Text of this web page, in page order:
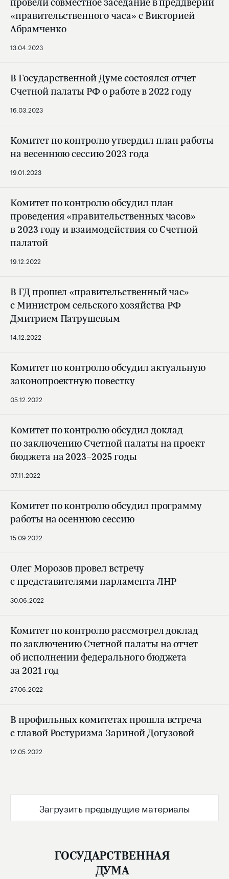
13.04.2023
«правительственного часа» с Викторией
Абрамченко
16.03.2023
В Государственной Думе состоялся отчет
Счетной палаты РФ о работе в 2022 году
19.01.2023
Комитет по контролю утвердил план работы
на весеннюю сессию 2023 года
19.12.2022
Комитет по контролю обсудил план
проведения «правительственных часов»
в 2023 году и взаимодействия со Счетной
палатой
14.12.2022
В ГД прошел «правительственный час»
с Министром сельского хозяйства РФ
Дмитрием Патрушевым
05.12.2022
Комитет по контролю обсудил актуальную
законопроектную повестку
07.11.2022
Комитет по контролю обсудил доклад
по заключению Счетной палаты на проект
бюджета на 2023–2025 годы
15.09.2022
Комитет по контролю обсудил программу
работы на осеннюю сессию
30.06.2022
Олег Морозов провел встречу
с представителями парламента ЛНР
27.06.2022
Комитет по контролю рассмотрел доклад
по заключению Счетной палаты на отчет
об исполнении федерального бюджета
за 2021 год
12.05.2022
В профильных комитетах прошла встреча
с главой Ростуризма Зариной Догузовой
Загрузить предыдущие материалы
ГОСУДАРСТВЕННАЯ
ДУМА